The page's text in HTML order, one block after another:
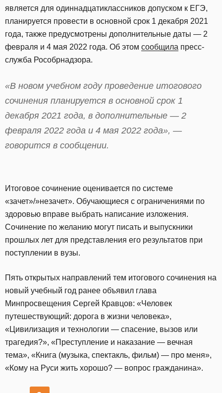
является для одиннадцатиклассников допуском к ЕГЭ,
планируется провести в основной срок 1 декабря 2021
года, также предусмотрены дополнительные даты — 2
февраля и 4 мая 2022 года. Об этом сообщила пресс-
служба Рособрнадзора.
«В новом учебном году проведение итогового
сочинения планируется в основной срок 1
декабря 2021 года, в дополнительные — 2
февраля 2022 года и 4 мая 2022 года», —
говорится в сообщении.
Итоговое сочинение оценивается по системе
«зачет»/»незачет». Обучающиеся с ограничениями по
здоровью вправе выбрать написание изложения.
Сочинение по желанию могут писать и выпускники
прошлых лет для представления его результатов при
поступлении в вузы.
Пять открытых направлений тем итогового сочинения на
новый учебный год ранее объявил глава
Минпросвещения Сергей Кравцов: «Человек
путешествующий: дорога в жизни человека»,
«Цивилизация и технологии — спасение, вызов или
трагедия?», «Преступление и наказание — вечная
тема», «Книга (музыка, спектакль, фильм) — про меня»,
«Кому на Руси жить хорошо? — вопрос гражданина».